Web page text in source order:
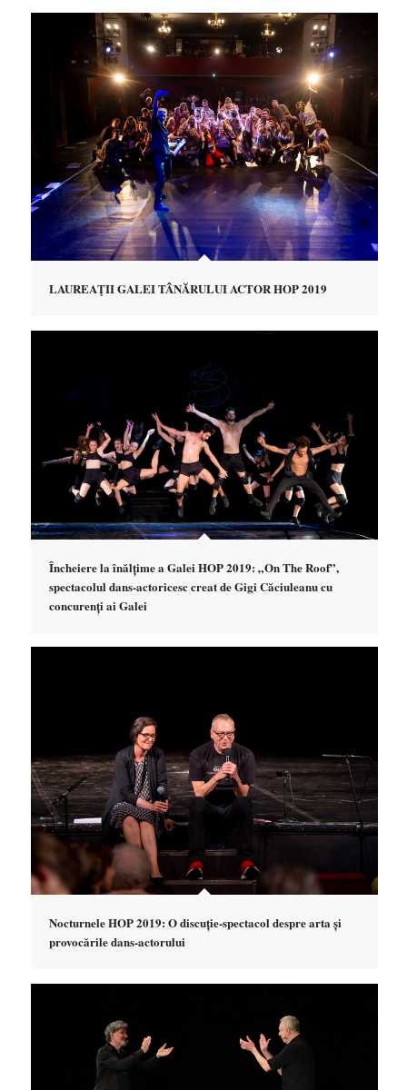
LAUREAŢII GALEI TÂNĂRULUI ACTOR HOP 2019
Încheiere la înălțime a Galei HOP 2019: „On The Roof”,
spectacolul dans-actoricesc creat de Gigi Căciuleanu cu
concurenți ai Galei
Nocturnele HOP 2019: O discuție-spectacol despre arta și
provocările dans-actorului